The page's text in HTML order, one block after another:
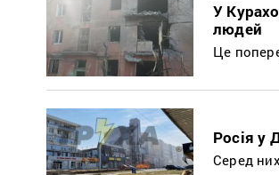
У
людей
Це
Росія у
Серед